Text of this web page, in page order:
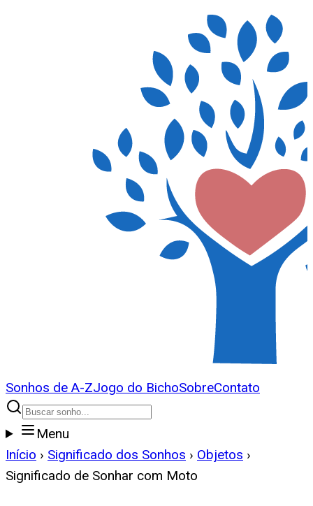
Sonhos de A-ZJogo do BichoSobreContato
Menu
Início › Significado dos Sonhos › Objetos ›
Significado de Sonhar com Moto